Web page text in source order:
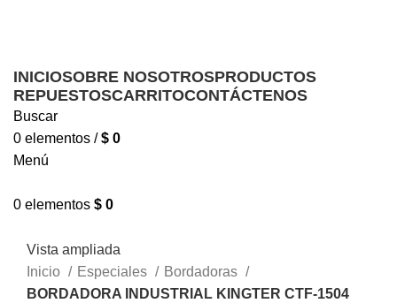
INICIOSOBRE NOSOTROSPRODUCTOS
REPUESTOSCARRITOCONTÁCTENOS
Buscar
0 elementos / $ 0
Menú
0 elementos $ 0
Vista ampliada
Inicio
Especiales
Bordadoras
BORDADORA INDUSTRIAL KINGTER CTF-1504